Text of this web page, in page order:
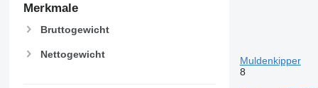
Merkmale
Bruttogewicht
Nettogewicht
Muldenkipper
8